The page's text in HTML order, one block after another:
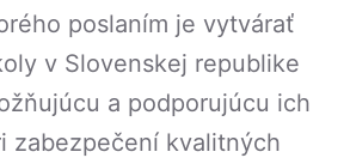
poslaním je vytvárať
v Slovenskej republike
a podporujúcu ich
zabezpečení kvalitných